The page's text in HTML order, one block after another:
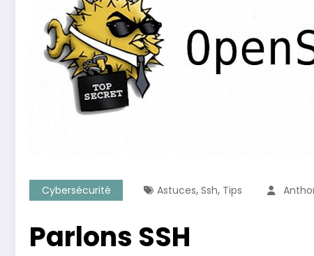
Cybersécurité Astuces, Ssh, Tips
Parlons SSH